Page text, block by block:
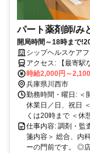
パート薬剤師/み
開局時間～18時まで
シップヘルスケア
アクセス: 【最寄駅など】 阪急「川西能勢口駅」徒歩12分 マイカー通
勤要相談
時給2,000円～
兵庫県川西市
勤務時間・曜日: ＜
休業日／日、祝日
くは20時まで ＜休
仕事内容: 調剤・監
箋内容＞ 総合、内
ーの門前です。 ◎